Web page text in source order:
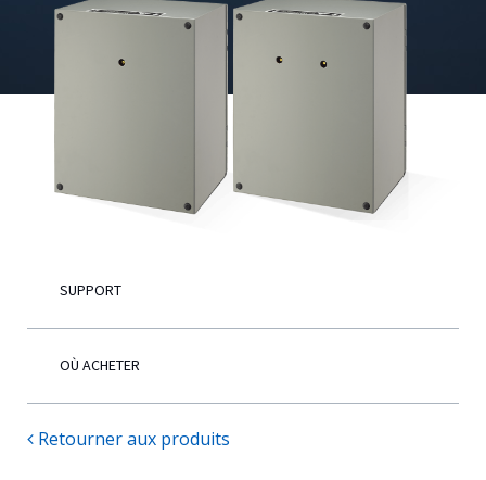
SUPPORT
OÙ ACHETER
Retourner aux produits